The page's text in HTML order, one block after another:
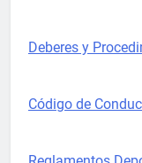
Deberes y
Código de